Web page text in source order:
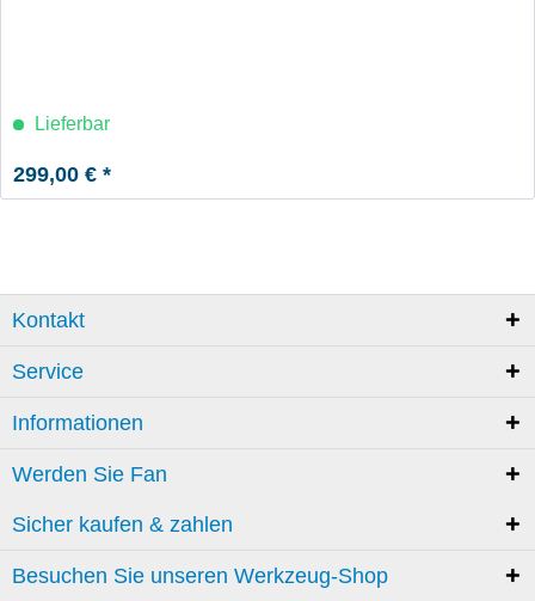
Lieferbar
299,00 € *
Kontakt
Service
Informationen
Werden Sie Fan
Sicher kaufen & zahlen
Besuchen Sie unseren Werkzeug-Shop